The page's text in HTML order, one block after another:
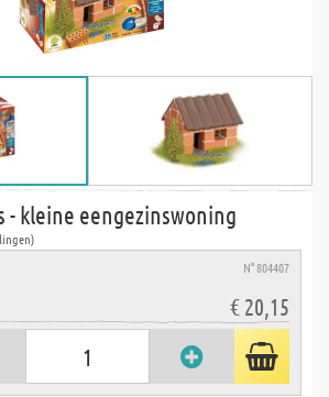
- kleine eengezinswoning
N° 804407
€ 20,15